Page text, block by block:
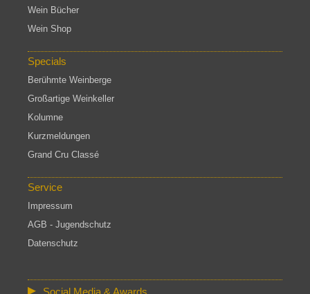
Wein Bücher
Wein Shop
Specials
Berühmte Weinberge
Großartige Weinkeller
Kolumne
Kurzmeldungen
Grand Cru Classé
Service
Impressum
AGB - Jugendschutz
Datenschutz
Social Media & Awards